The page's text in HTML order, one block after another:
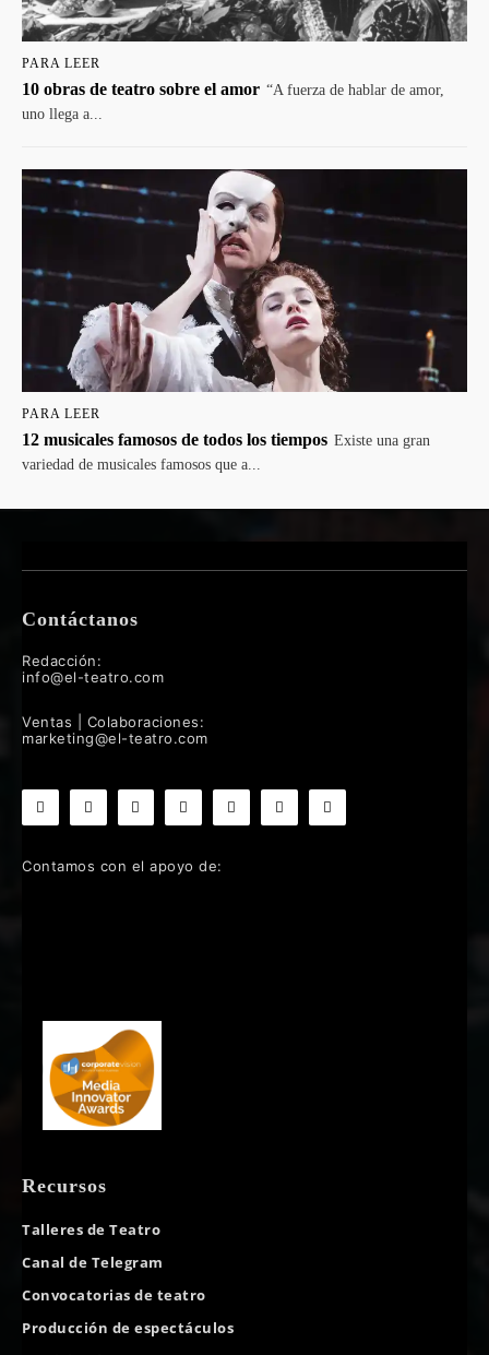
PARA LEER
10 obras de teatro sobre el amor “A fuerza de hablar de amor,
uno llega a...
PARA LEER
12 musicales famosos de todos los tiempos Existe una gran
variedad de musicales famosos que a...
Contáctanos
Redacción:
info@el-teatro.com
Ventas | Colaboraciones:
marketing@el-teatro.com
Contamos con el apoyo de:
Recursos
Talleres de Teatro
Canal de Telegram
Convocatorias de teatro
Producción de espectáculos